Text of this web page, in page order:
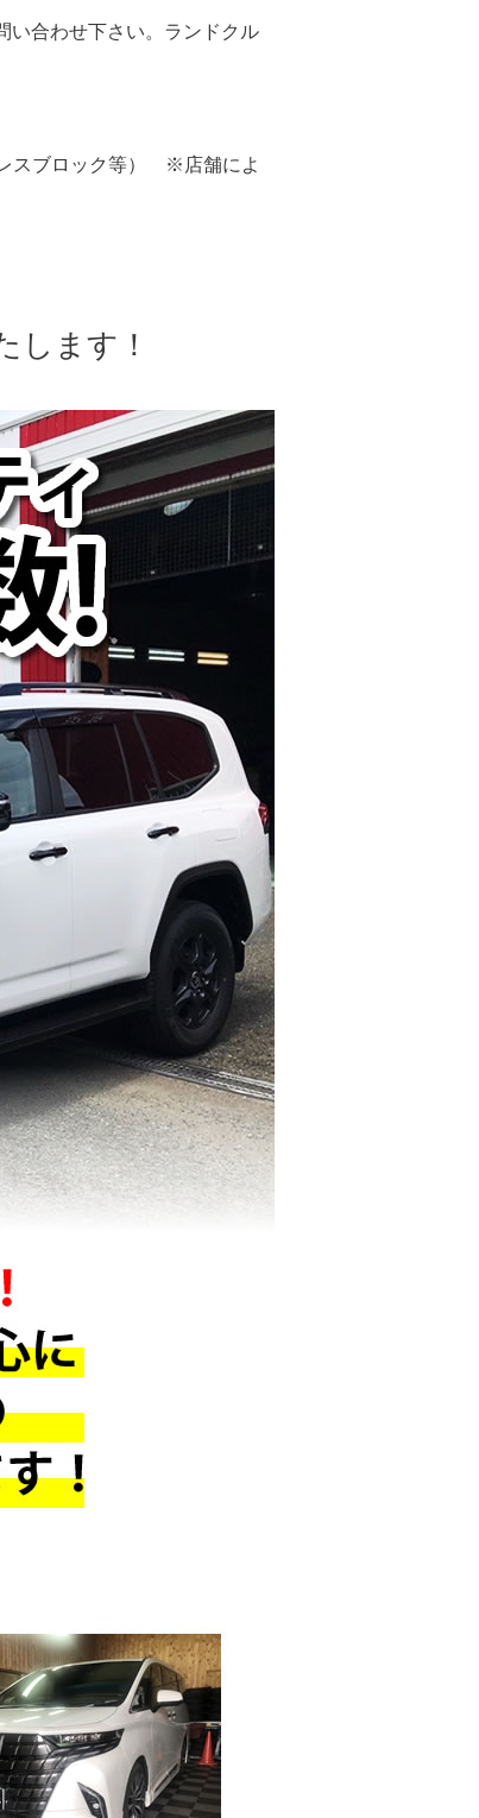
い合わせ下さい。ランドクル
スブロック等） ※店舗によ
します！